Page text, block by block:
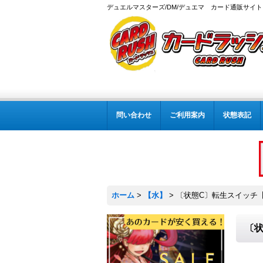
デュエルマスターズ/DM/デュエマ カード通販サイト
問い合わせ ご利用案内 状態表記
ホーム > 【水】 > 〔状態C〕転生スイッチ
〔